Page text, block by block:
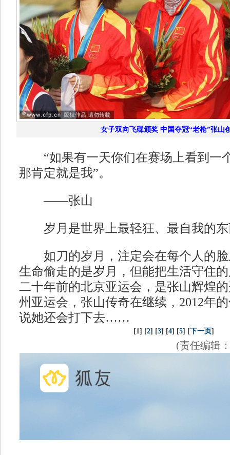
女子双向飞碟颁奖 中国夺冠“老枪”张山
“如果有一天你们在赛场上看到一
那肯定就是我”。
——张山
岁月是世界上最轻狂、最自我的东
如刀的岁月，注定会在每个人的脸
生命偷走的是岁月，但能把生活守住
二十年前的北京亚运会，是张山辉煌
州亚运会，张山传奇在继续，2012年
说她还会打下去……
[1] [2] [3] [4] [5] [下一页]
(责任编辑